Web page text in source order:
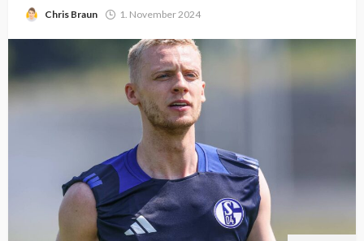
Chris Braun 1. November 2024